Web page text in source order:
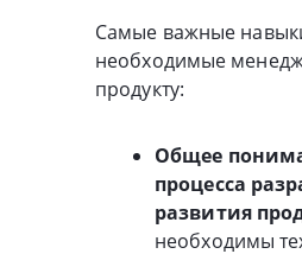
Самые важные
необходимые
продукту:
Общее
процесса
развития
необходимы